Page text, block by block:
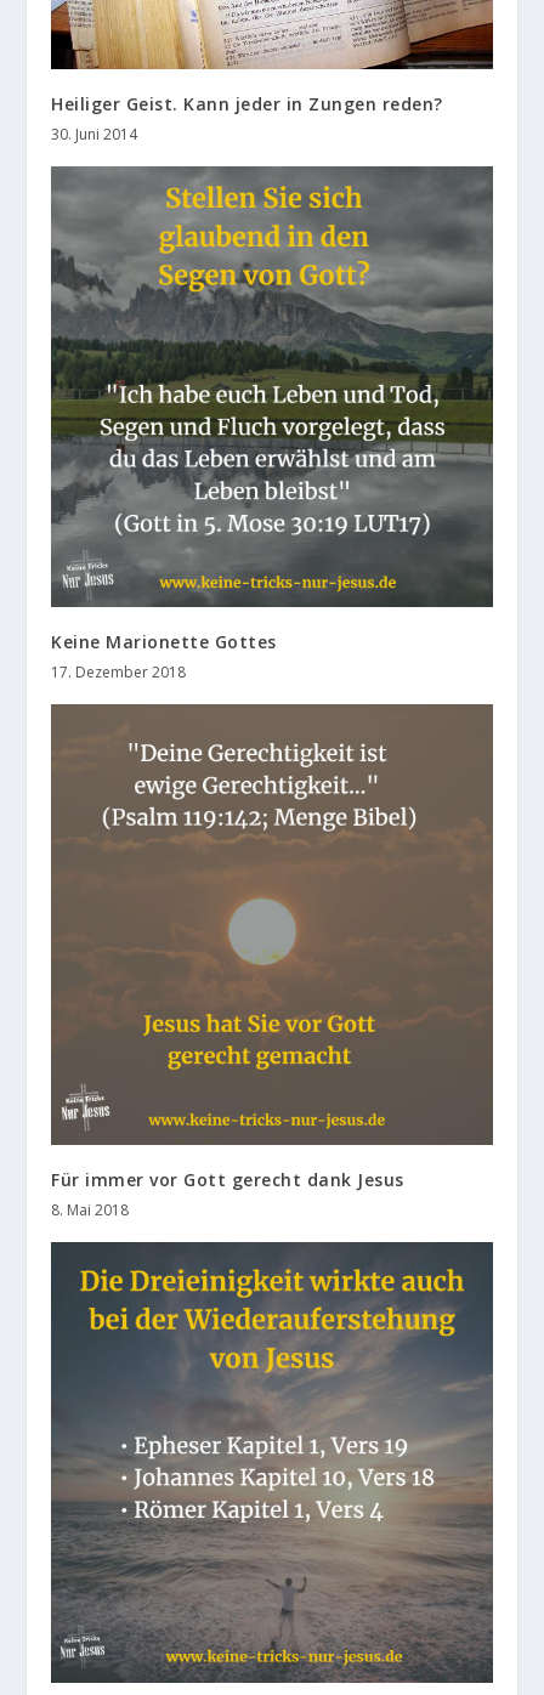
Heiliger Geist. Kann jeder in Zungen reden?
30. Juni 2014
Keine Marionette Gottes
17. Dezember 2018
Für immer vor Gott gerecht dank Jesus
8. Mai 2018